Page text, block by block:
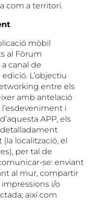
com a territori.
mòbil
al Fòrum
canal de
L’objectiu
entre els
amb antelació
i
APP, els
localització, el
per tal de
se: enviant
al mur, compartir
i/o
així com